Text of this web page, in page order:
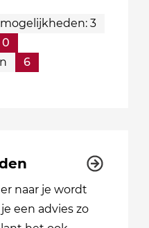
3
0
6
naar je wordt
een advies zo